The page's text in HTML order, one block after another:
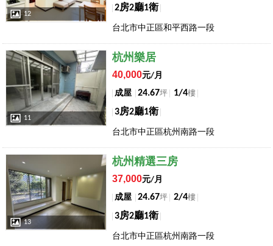
12
2房2廳1衛
台北市中正區和平西路一段
店長推薦
11
杭州樂居
40,000元/月
成屋
24.67坪 1/4樓
3房2廳1衛
台北市中正區杭州南路一段
店長推薦
13
杭州精選三房
37,000元/月
成屋
24.67坪 2/4樓
3房2廳1衛
台北市中正區杭州南路一段